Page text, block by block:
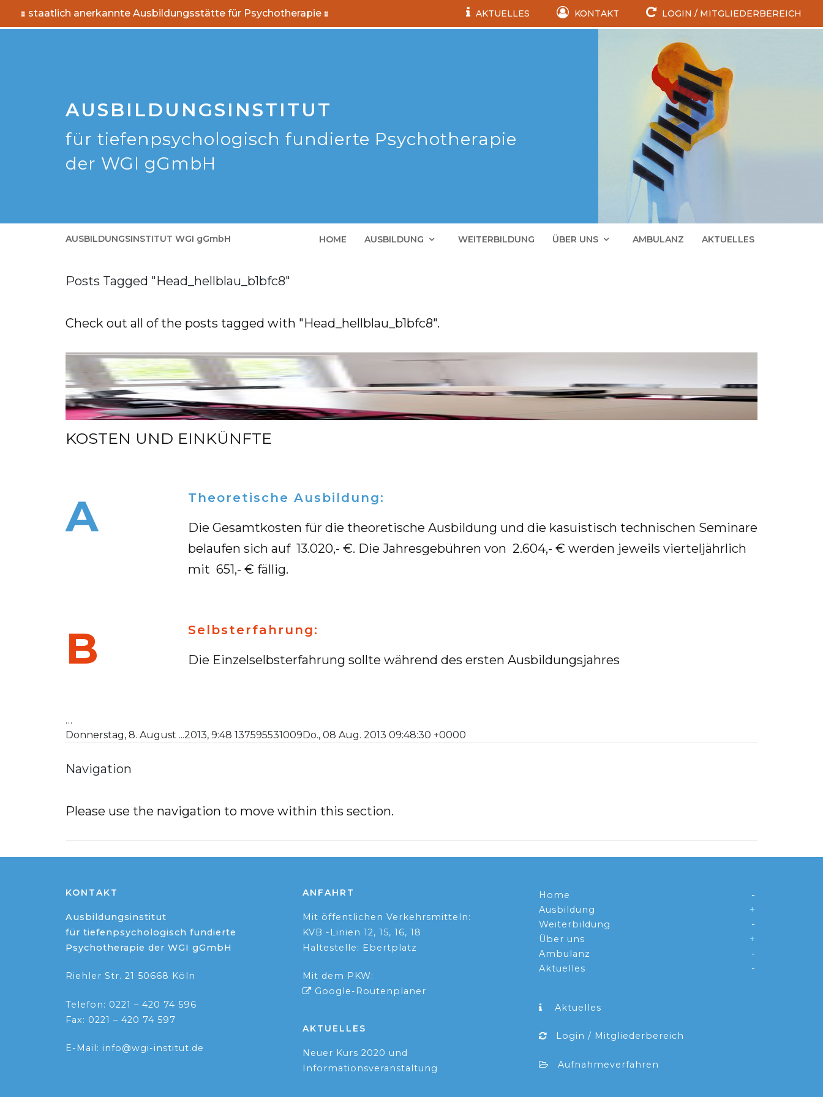
staatlich anerkannte Ausbildungsstätte für Psychotherapie AKTUELLES KONTAKT LOGIN / MITGLIEDERBEREICH
AUSBILDUNGSINSTITUT
für tiefenpsychologisch fundierte Psychotherapie
der WGI gGmbH
AUSBILDUNGSINSTITUT WGI gGmbH HOME AUSBILDUNG WEITERBILDUNG ÜBER UNS AMBULANZ AKTUELLES
Posts Tagged "Head_hellblau_b1bfc8"
Check out all of the posts tagged with "Head_hellblau_b1bfc8".
KOSTEN UND EINKÜNFTE
A Theoretische Ausbildung:
Die Ge­samt­kos­ten für die theo­re­ti­sche Aus­bil­dung und die ka­su­is­tisch tech­ni­schen Se­mi­na­re
be­lau­fen sich auf 13.020,- €. Die Jah­res­ge­büh­ren von 2.604,- € wer­den je­weils vier­tel­jähr­lich
mit 651,- € fäl­lig.
B Selbsterfahrung:
Die Ein­zel­selbst­er­fah­rung soll­te wäh­rend des ers­ten Aus­bil­dungs­jah­res
…
Donnerstag, 8. August ...2013, 9:48 137595531009Do., 08 Aug. 2013 09:48:30 +0000
Navigation
Please use the navigation to move within this section.
KONTAKT
Ausbildungsinstitut
für tiefenpsychologisch fundierte
Psychotherapie der WGI gGmbH
Riehler Str. 21 50668 Köln
Telefon: 0221 – 420 74 596
Fax: 0221 – 420 74 597
E-Mail: info@wgi-institut.de
ANFAHRT
Mit öffentlichen Verkehrsmitteln:
KVB -Linien 12, 15, 16, 18
Haltestelle: Ebertplatz
Mit dem PKW:
Google-Routenplaner
AKTUELLES
Neuer Kurs 2020 und
Informationsveranstaltung
Home
Ausbildung
Weiterbildung
Über uns
Ambulanz
Aktuelles
Aktuelles
Login / Mitgliederbereich
Aufnahmeverfahren